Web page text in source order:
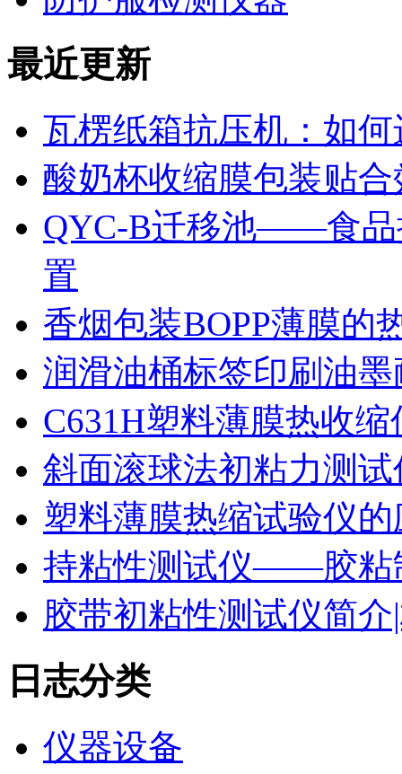
最近更新
瓦楞纸箱抗压机：如
酸奶杯收缩膜包装贴
QYC-B迁移池——食品
置
香烟包装BOPP薄膜的
润滑油桶标签印刷油
C631H塑料薄膜热收
斜面滚球法初粘力测
塑料薄膜热缩试验仪
持粘性测试仪——胶粘
胶带初粘性测试仪简
日志分类
仪器设备